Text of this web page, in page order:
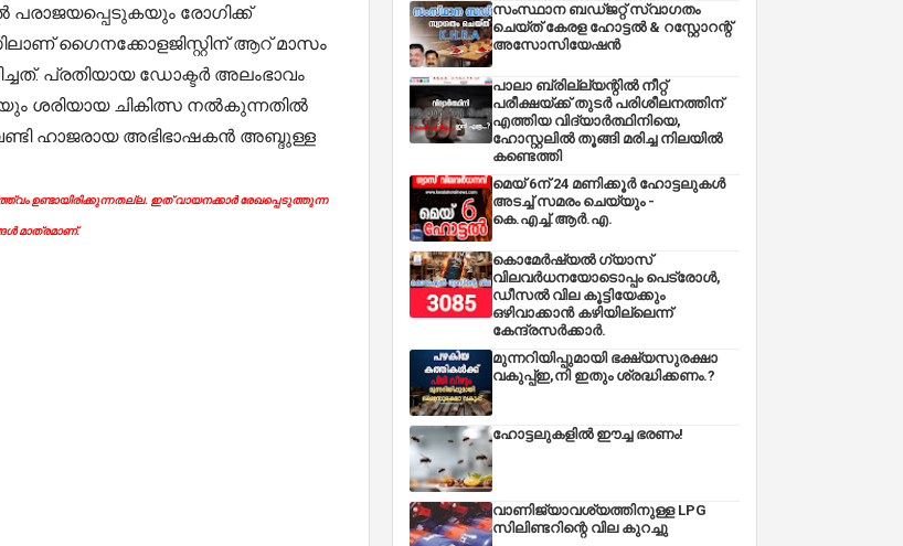
പരാജയപ്പെടുകയും രോഗിക്ക്
ഗൈനക്കോളജിസ്റ്റിന് ആറ് മാസം
പ്രതിയായ ഡോക്ടർ അലംഭാവം
ശരിയായ ചികിത്സ നൽകുന്നതിൽ
ഹാജരായ അഭിഭാഷകൻ അബ്ദുള്ള
ഉണ്ടായിരിക്കുന്നതല്ല. ഇത് വായനക്കാർ രേഖപ്പെടുത്തുന്ന
മാത്രമാണ്.
സംസ്ഥാന ബഡ്‌ജറ്റ് സ്വാഗതം
ചെയ്ത് കേരള ഹോട്ടൽ & റസ്റ്റോറന്റ്
അസോസിയേഷൻ
പാലാ ബ്രില്ല്യന്റിൽ നീറ്റ്
പരീക്ഷയ്ക്ക് തുടർ പരിശീലനത്തിന്
എത്തിയ വിദ്യാർത്ഥിനിയെ,
ഹോസ്റ്റലിൽ തൂങ്ങി മരിച്ച നിലയിൽ
കണ്ടെത്തി
മെയ് 6ന് 24 മണിക്കൂർ ഹോട്ടലുകൾ
അടച്ച് സമരം ചെയ്യും -
കെ.എച്ച്.ആർ.എ.
കൊമേർഷ്യൽ ഗ്യാസ്
വിലവർധനയോടൊപ്പം പെട്രോൾ,
ഡീസല്‍ വില കൂട്ടിയേക്കും
ഒഴിവാക്കാന്‍ കഴിയില്ലെന്ന്
കേന്ദ്രസര്‍ക്കാര്‍.
മുന്നറിയിപ്പുമായി ഭക്ഷ്യസുരക്ഷാ
വകുപ്പ്ഇ,നി ഇതും ശ്രദ്ധിക്കണം.?
ഹോട്ടലുകളിൽ ഈച്ച ഭരണം!
വാണിജ്യാവശ്യത്തിനുള്ള LPG
സിലിണ്ടറിന്റെ വില കുറച്ചു